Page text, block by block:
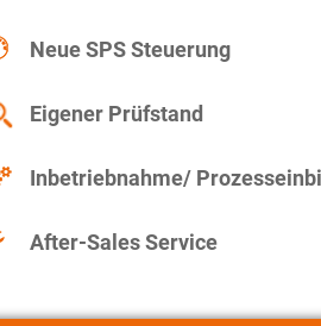
Neue SPS Steuerung
Eigener Prüfstand
Inbetriebnahme/
After-Sales Service